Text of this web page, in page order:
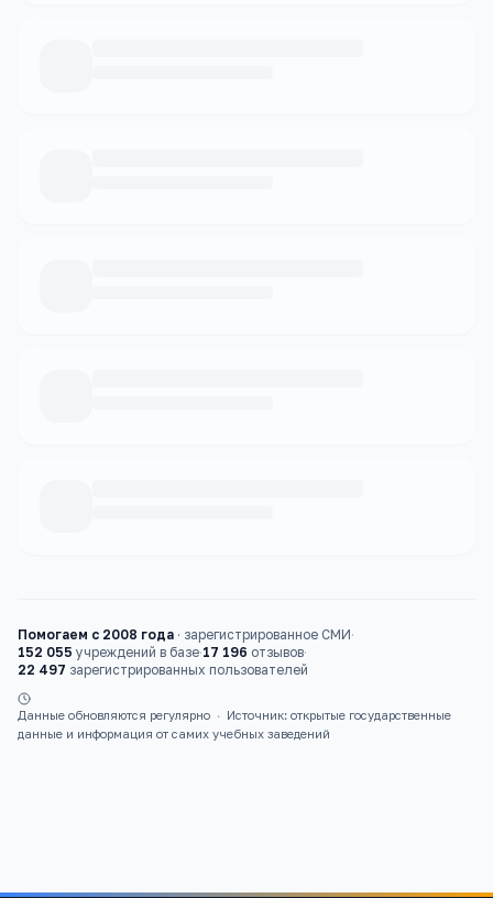
Помогаем с 2008 года · зарегистрированное СМИ·
152 055 учреждений в базе·17 196 отзывов·
22 497 зарегистрированных пользователей
Данные обновляются регулярно ·
Источник: открытые государственные
данные и информация от самих учебных заведений